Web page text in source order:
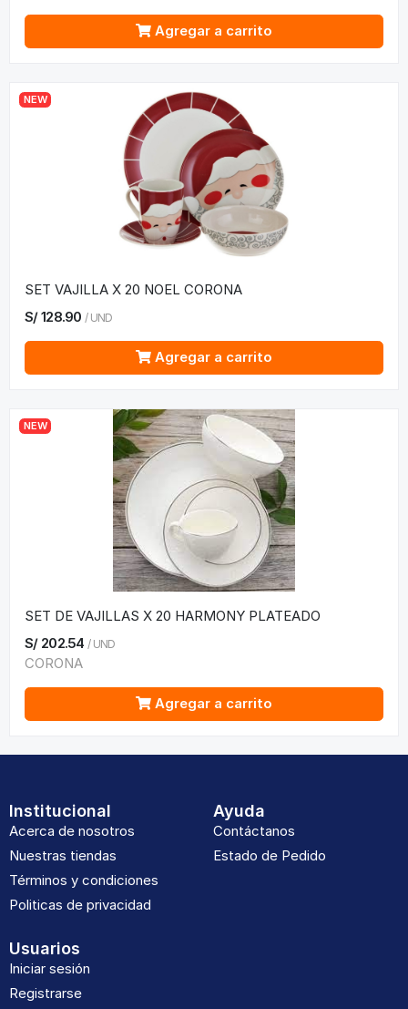
Agregar a carrito
NEW
SET VAJILLA X 20 NOEL CORONA
S/128.90 / UND
Agregar a carrito
NEW
SET DE VAJILLAS X 20 HARMONY PLATEADO
S/ 202.54 / UND
CORONA
Agregar a carrito
Institucional
Acerca de nosotros
Nuestras tiendas
Términos y condiciones
Politicas de privacidad
Ayuda
Contáctanos
Estado de Pedido
Usuarios
Iniciar sesión
Registrarse